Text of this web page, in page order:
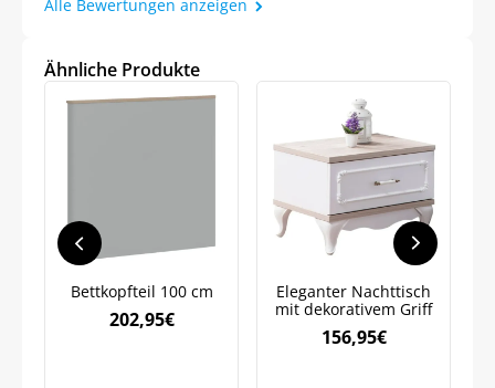
Alle Bewertungen anzeigen
Ähnliche Produkte
Bettkopfteil 100 cm
202,95€
Eleganter Nachttisch
mit dekorativem Griff
156,95€
Jetzt5% Rabatt
auf Ihre erste Bestellung sichern!
Bleiben Sie auf dem Laufenden über